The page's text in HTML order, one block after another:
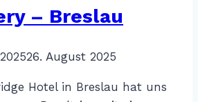
– Breslau
26. August 2025
Hotel in Breslau hat uns